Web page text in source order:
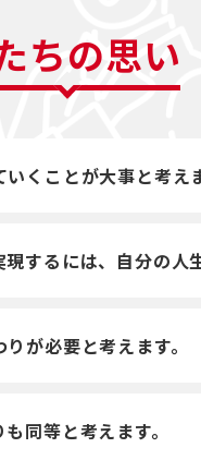
ちの思い
くことが大事と考えま
するには、自分の人
が必要と考えます。
同等と考えます。